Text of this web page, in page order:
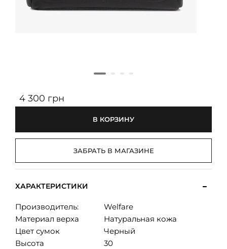
4 300 грн
В КОРЗИНУ
ЗАБРАТЬ В МАГАЗИНЕ
ХАРАКТЕРИСТИКИ
Производитель:
Welfare
Материал верха
Натуральная кожа
Цвет сумок
Черный
Высота
30